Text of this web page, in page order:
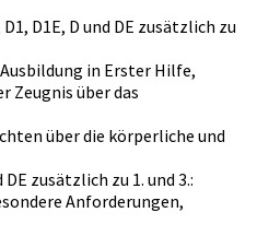
D1, D1E, D und DE zusätzlich zu
in Erster Hilfe,
Zeugnis über das
über die körperliche und
zusätzlich zu 1. und 3.:
Anforderungen,